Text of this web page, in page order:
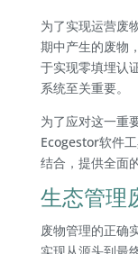
为了实现运营废
期中产生的废物
于实现零填埋认
系统至关重要。
为了应对这一重
Ecogestor软件
结合，提供全面
生态管理
废物管理的正确